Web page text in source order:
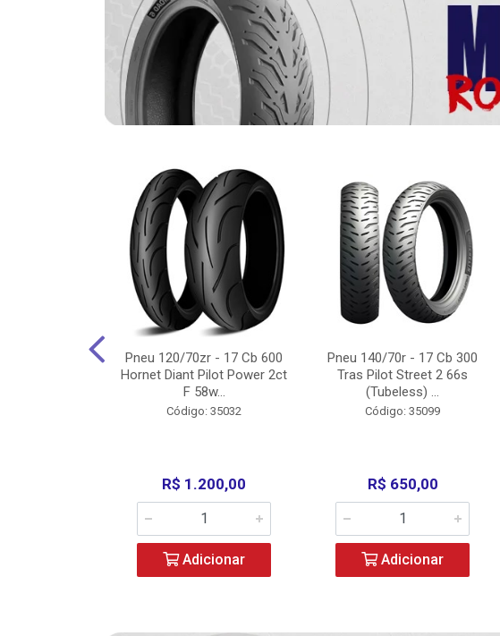
Pneu 120/70zr - 17 Cb 600
Hornet Diant Pilot Power 2ct
F 58w...
Código: 35032
R$ 1.200,00
Adicionar
Pneu 140/70r - 17 Cb 300
Tras Pilot Street 2 66s
(Tubeless) ...
Código: 35099
R$ 650,00
Adicionar